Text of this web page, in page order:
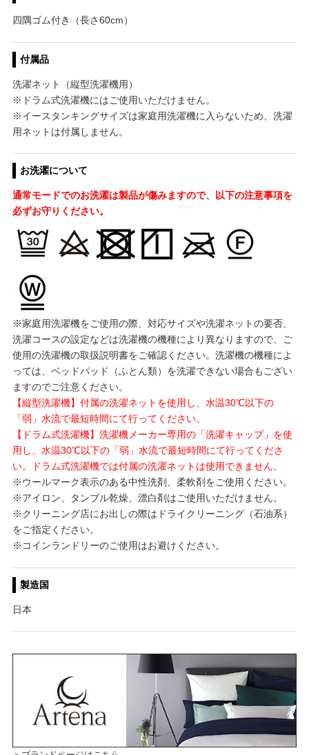
四隅ゴム付き（長さ60cm）
付属品
洗濯ネット（縦型洗濯機用）
※ドラム式洗濯機にはご使用いただけません。
※イースタンキングサイズは家庭用洗濯機に入らないため、洗濯
用ネットは付属しません。
お洗濯について
通常モードでのお洗濯は製品が傷みますので、以下の注意事項を
必ずお守りください。
※家庭用洗濯機をご使用の際、対応サイズや洗濯ネットの要否、
洗濯コースの設定などは洗濯機の機種により異なりますので、ご
使用の洗濯機の取扱説明書をご確認ください。洗濯機の機種によ
っては、ベッドパッド（ふとん類）を洗濯できない場合もござい
ますのでご注意ください。
【縦型洗濯機】付属の洗濯ネットを使用し、水温30℃以下の
「弱」水流で最短時間にて行ってください。
【ドラム式洗濯機】洗濯機メーカー専用の「洗濯キャップ」を使
用し、水温30℃以下の「弱」水流で最短時間にて行ってくださ
い。ドラム式洗濯機では付属の洗濯ネットは使用できません。
※ウールマーク表示のある中性洗剤、柔軟剤をご使用ください。
※アイロン、タンブル乾燥、漂白剤はご使用いただけません。
※クリーニング店にお出しの際はドライクリーニング（石油系）
をご指定ください。
※コインランドリーのご使用はお避けください。
製造国
日本